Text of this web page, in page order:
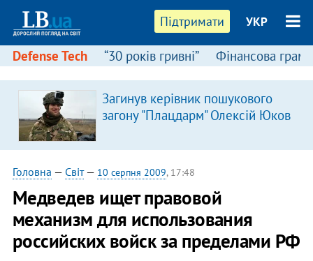
Підтримати УКР
Defense Tech “30 років гривні” Фінансова
Загинув керівник пошукового
загону "Плацдарм" Олексій Юков
Головна — Світ— 10 серпня 2009, 17:48
Медведев ищет правовой
механизм для использования
российских войск за пределами РФ